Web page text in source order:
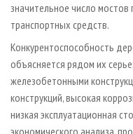
значительное число
транспортных средств.
Конкурентоспособность
объясняется рядом их
железобетонными
конструкций, высокая
низкая эксплуатационная